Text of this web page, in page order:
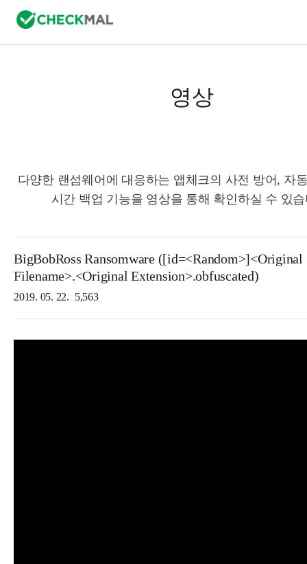
영상
다양한 랜섬웨어에 대응하는 앱체크의 사전 방어, 자
시간 백업 기능을 영상을 통해 확인하실 수 있
BigBobRoss Ransomware ([id=<Random>]<Original
Filename>.<Original Extension>.obfuscated)
2019. 05. 22. 5,563